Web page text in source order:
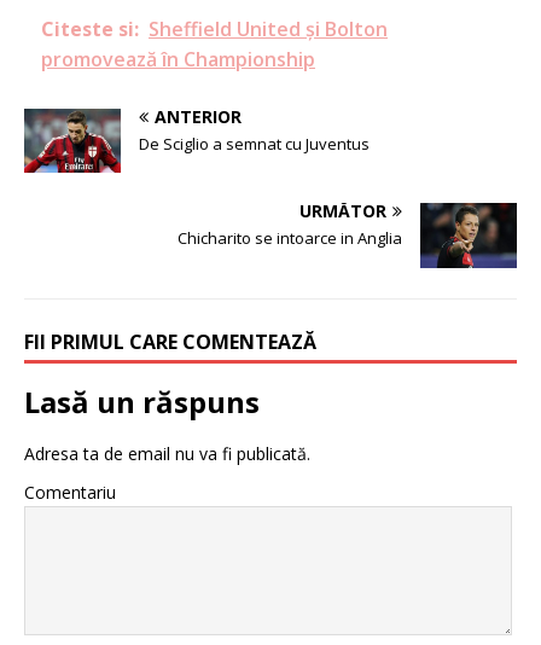
Citeste si: Sheffield United și Bolton
promovează în Championship
ANTERIOR
De Sciglio a semnat cu Juventus
URMĂTOR
Chicharito se intoarce in Anglia
FII PRIMUL CARE COMENTEAZĂ
Lasă un răspuns
Adresa ta de email nu va fi publicată.
Comentariu